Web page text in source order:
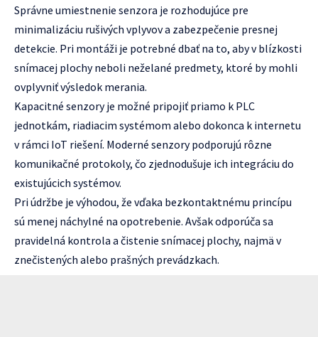
Správne umiestnenie senzora je rozhodujúce pre
minimalizáciu rušivých vplyvov a zabezpečenie presnej
detekcie. Pri montáži je potrebné dbať na to, aby v blízkosti
snímacej plochy neboli neželané predmety, ktoré by mohli
ovplyvniť výsledok merania.
Kapacitné senzory je možné pripojiť priamo k PLC
jednotkám, riadiacim systémom alebo dokonca k internetu
v rámci IoT riešení. Moderné senzory podporujú rôzne
komunikačné protokoly, čo zjednodušuje ich integráciu do
existujúcich systémov.
Pri údržbe je výhodou, že vďaka bezkontaktnému princípu
sú menej náchylné na opotrebenie. Avšak odporúča sa
pravidelná kontrola a čistenie snímacej plochy, najmä v
znečistených alebo prašných prevádzkach.